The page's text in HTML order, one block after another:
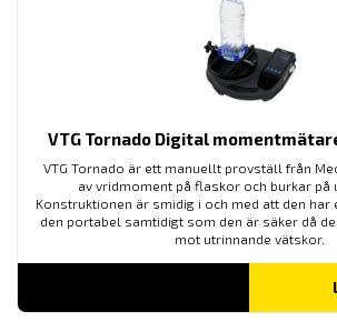
VTG Tornado Digital
VTG Tornado är ett manuellt provställ från
av vridmoment på flaskor och burkar på
Konstruktionen är smidig i och med att den
den portabel samtidigt som den är säker då
mot utrinnande vätskor.